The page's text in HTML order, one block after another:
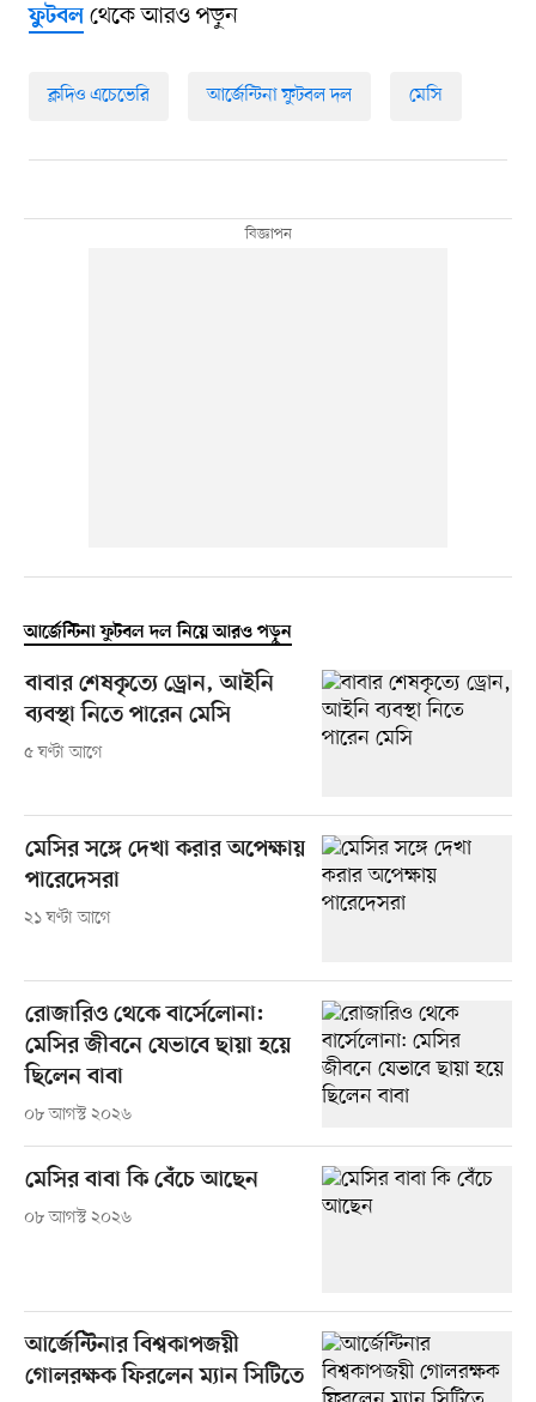
ফুটবলথেকে আরও পড়ুন
ক্লদিও এচেভেরি আর্জেন্টিনা ফুটবল দল মেসি
আর্জেন্টিনা ফুটবল দল নিয়ে আরও পড়ুন
বাবার শেষকৃত্যে ড্রোন, আইনি
ব্যবস্থা নিতে পারেন মেসি
৫ ঘণ্টা আগে
মেসির সঙ্গে দেখা করার অপেক্ষায়
পারেদেসরা
২১ ঘণ্টা আগে
রোজারিও থেকে বার্সেলোনা:
মেসির জীবনে যেভাবে ছায়া হয়ে
ছিলেন বাবা
০৮ আগস্ট ২০২৬
মেসির বাবা কি বেঁচে আছেন
০৮ আগস্ট ২০২৬
আর্জেন্টিনার বিশ্বকাপজয়ী
গোলরক্ষক ফিরলেন ম্যান সিটিতে